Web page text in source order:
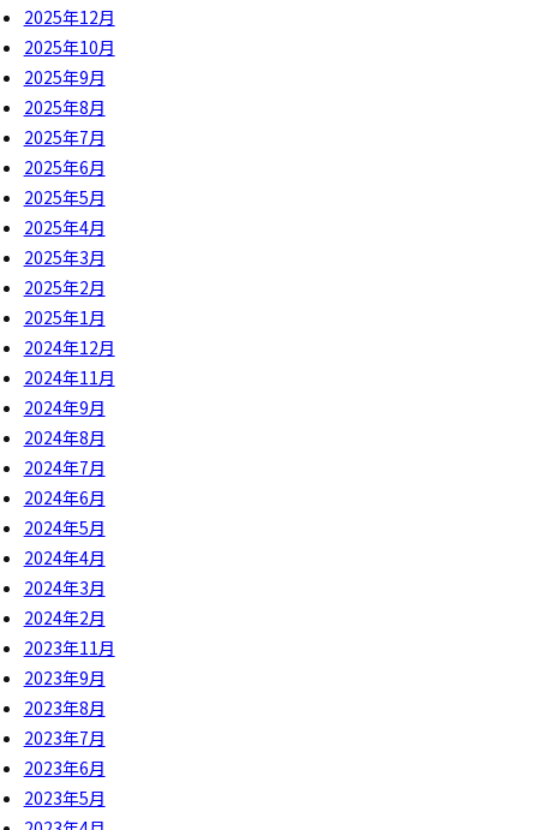
2025年12月
2025年10月
2025年9月
2025年8月
2025年7月
2025年6月
2025年5月
2025年4月
2025年3月
2025年2月
2025年1月
2024年12月
2024年11月
2024年9月
2024年8月
2024年7月
2024年6月
2024年5月
2024年4月
2024年3月
2024年2月
2023年11月
2023年9月
2023年8月
2023年7月
2023年6月
2023年5月